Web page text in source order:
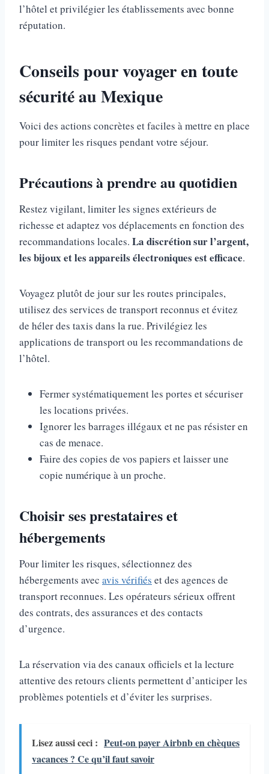
l’hôtel et privilégier les établissements avec bonne
réputation.
Conseils pour voyager en toute
sécurité au Mexique
Voici des actions concrètes et faciles à mettre en place
pour limiter les risques pendant votre séjour.
Précautions à prendre au quotidien
Restez vigilant, limiter les signes extérieurs de
richesse et adaptez vos déplacements en fonction des
recommandations locales. La discrétion sur l’argent,
les bijoux et les appareils électroniques est efficace.
Voyagez plutôt de jour sur les routes principales,
utilisez des services de transport reconnus et évitez
de héler des taxis dans la rue. Privilégiez les
applications de transport ou les recommandations de
l’hôtel.
Fermer systématiquement les portes et sécuriser
les locations privées.
Ignorer les barrages illégaux et ne pas résister en
cas de menace.
Faire des copies de vos papiers et laisser une
copie numérique à un proche.
Choisir ses prestataires et
hébergements
Pour limiter les risques, sélectionnez des
hébergements avec avis vérifiés et des agences de
transport reconnues. Les opérateurs sérieux offrent
des contrats, des assurances et des contacts
d’urgence.
La réservation via des canaux officiels et la lecture
attentive des retours clients permettent d’anticiper les
problèmes potentiels et d’éviter les surprises.
Lisez aussi ceci : Peut-on payer Airbnb en chèques
vacances ? Ce qu’il faut savoir